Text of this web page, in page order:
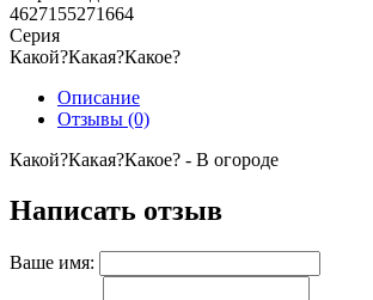
4627155271664
Серия
Какой?Какая?Какое?
Описание
Отзывы (0)
Какой?Какая?Какое? - В огороде
Написать отзыв
Ваше имя: